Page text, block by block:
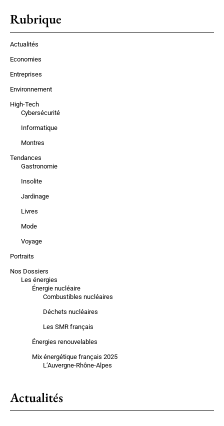
Rubrique
Actualités
Economies
Entreprises
Environnement
High-Tech
Cybersécurité
Informatique
Montres
Tendances
Gastronomie
Insolite
Jardinage
Livres
Mode
Voyage
Portraits
Nos Dossiers
Les énergies
Énergie nucléaire
Combustibles nucléaires
Déchets nucléaires
Les SMR français
Énergies renouvelables
Mix énergétique français 2025
L’Auvergne-Rhône-Alpes
Actualités